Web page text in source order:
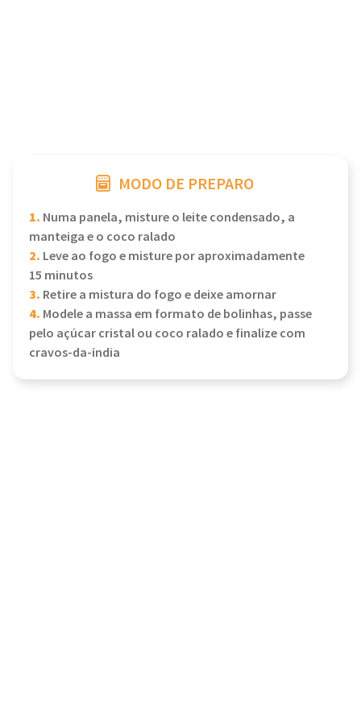
MODO DE PREPARO
1. Numa panela, misture o leite condensado, a
manteiga e o coco ralado
2. Leve ao fogo e misture por aproximadamente
15 minutos
3. Retire a mistura do fogo e deixe amornar
4. Modele a massa em formato de bolinhas, passe
pelo açúcar cristal ou coco ralado e finalize com
cravos-da-índia